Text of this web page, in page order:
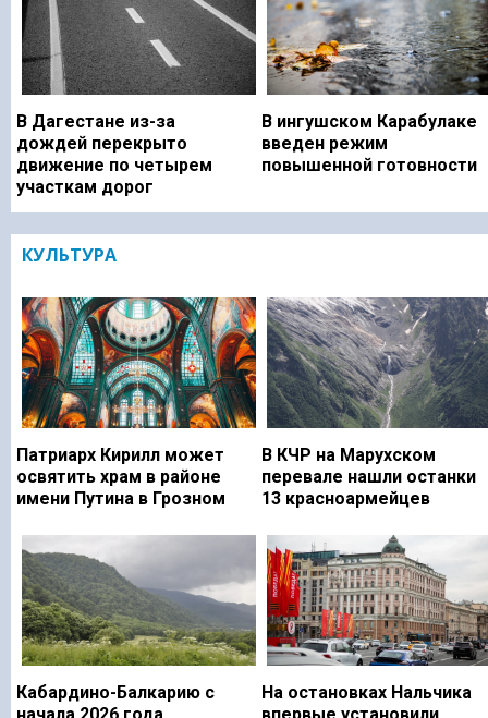
В Дагестане из-за
дождей перекрыто
движение по четырем
участкам дорог
В ингушском Карабулаке
введен режим
повышенной готовности
КУЛЬТУРА
Патриарх Кирилл может
освятить храм в районе
имени Путина в Грозном
В КЧР на Марухском
перевале нашли останки
13 красноармейцев
Кабардино-Балкарию с
На остановках Нальчика